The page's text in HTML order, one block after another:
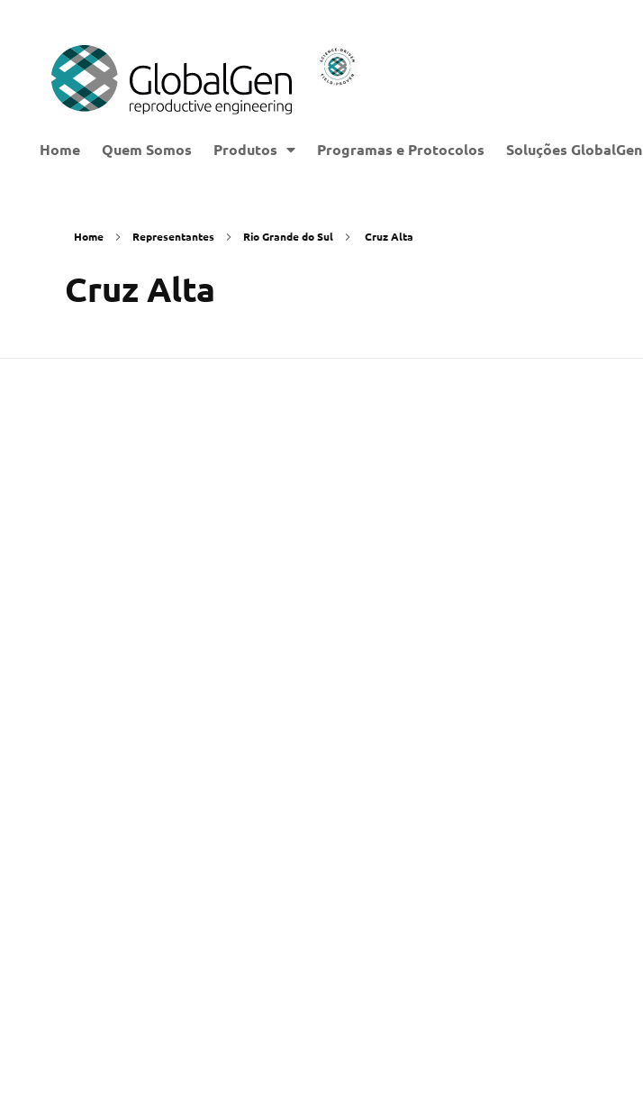
Home Quem Somos Produtos Programas e Protocolos Soluções GlobalGen
Home Representantes Rio Grande do Sul Cruz Alta
Cruz Alta